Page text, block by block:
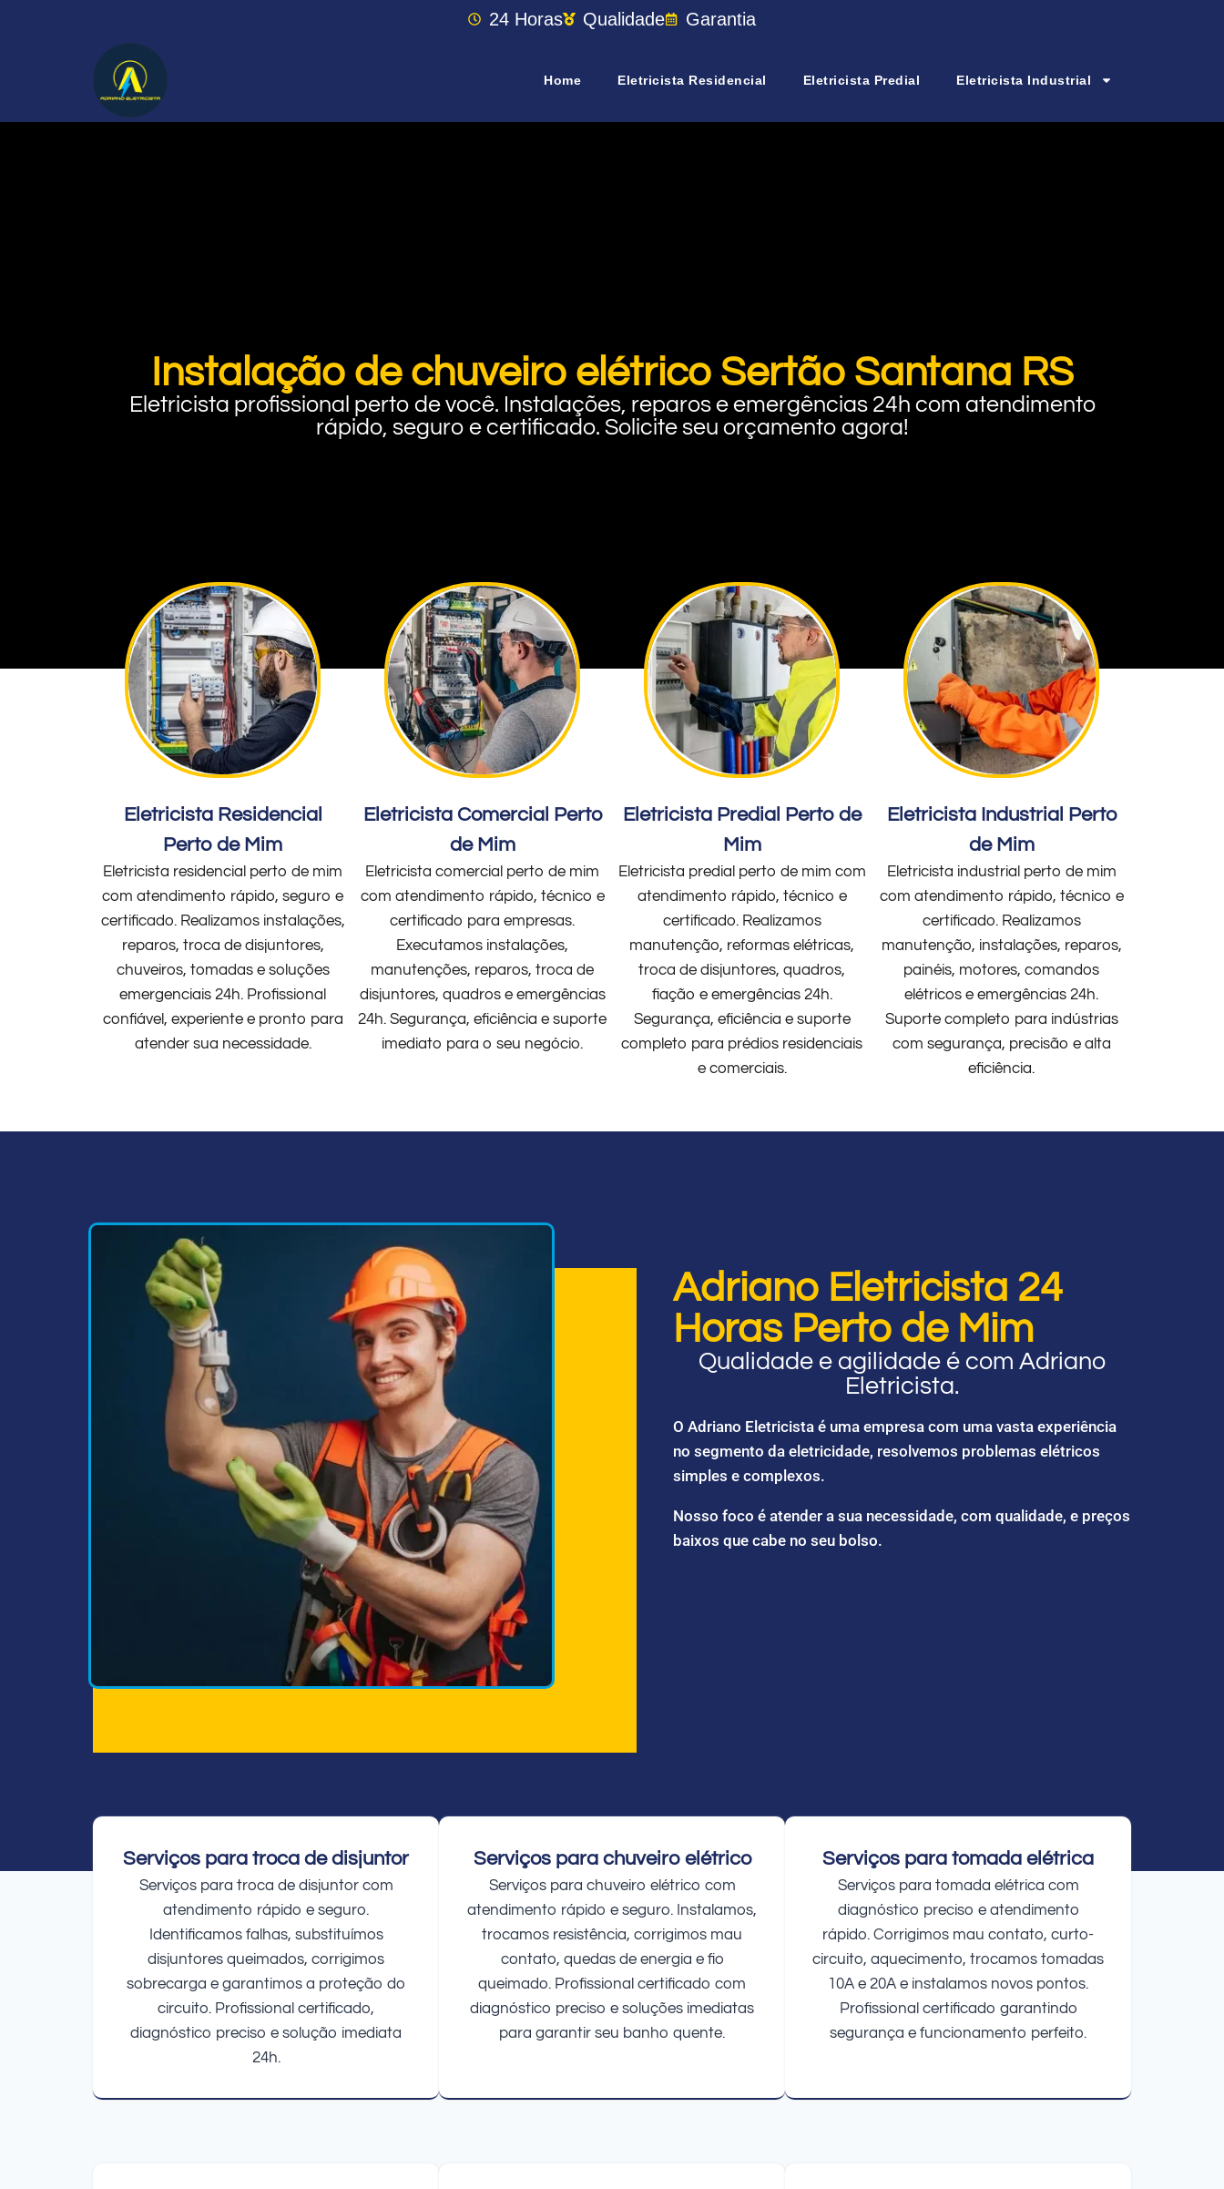
24 Horas Qualidade Garantia
Home Eletricista Residencial Eletricista Predial Eletricista Industrial
Instalação de chuveiro elétrico Sertão Santana RS
Eletricista profissional perto de você. Instalações, reparos e emergências 24h com atendimento
rápido, seguro e certificado. Solicite seu orçamento agora!
Eletricista Residencial
Perto de Mim
Eletricista residencial perto de mim
com atendimento rápido, seguro e
certificado. Realizamos instalações,
reparos, troca de disjuntores,
chuveiros, tomadas e soluções
emergenciais 24h. Profissional
confiável, experiente e pronto para
atender sua necessidade.
Eletricista Comercial Perto
de Mim
Eletricista comercial perto de mim
com atendimento rápido, técnico e
certificado para empresas.
Executamos instalações,
manutenções, reparos, troca de
disjuntores, quadros e emergências
24h. Segurança, eficiência e suporte
imediato para o seu negócio.
Eletricista Predial Perto de
Mim
Eletricista predial perto de mim com
atendimento rápido, técnico e
certificado. Realizamos
manutenção, reformas elétricas,
troca de disjuntores, quadros,
fiação e emergências 24h.
Segurança, eficiência e suporte
completo para prédios residenciais
e comerciais.
Eletricista Industrial Perto
de Mim
Eletricista industrial perto de mim
com atendimento rápido, técnico e
certificado. Realizamos
manutenção, instalações, reparos,
painéis, motores, comandos
elétricos e emergências 24h.
Suporte completo para indústrias
com segurança, precisão e alta
eficiência.
Adriano Eletricista 24
Horas Perto de Mim
Qualidade e agilidade é com Adriano
Eletricista.
O Adriano Eletricista é uma empresa com uma vasta experiência
no segmento da eletricidade, resolvemos problemas elétricos
simples e complexos.
Nosso foco é atender a sua necessidade, com qualidade, e preços
baixos que cabe no seu bolso.
Serviços para troca de disjuntor
Serviços para troca de disjuntor com
atendimento rápido e seguro.
Identificamos falhas, substituímos
disjuntores queimados, corrigimos
sobrecarga e garantimos a proteção do
circuito. Profissional certificado,
diagnóstico preciso e solução imediata
24h.
Serviços para chuveiro elétrico
Serviços para chuveiro elétrico com
atendimento rápido e seguro. Instalamos,
trocamos resistência, corrigimos mau
contato, quedas de energia e fio
queimado. Profissional certificado com
diagnóstico preciso e soluções imediatas
para garantir seu banho quente.
Serviços para tomada elétrica
Serviços para tomada elétrica com
diagnóstico preciso e atendimento
rápido. Corrigimos mau contato, curto-
circuito, aquecimento, trocamos tomadas
10A e 20A e instalamos novos pontos.
Profissional certificado garantindo
segurança e funcionamento perfeito.